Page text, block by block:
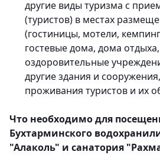
другие виды туризма с
(туристов) в местах
(гостиницы, мотели,
гостевые дома, дома
оздоровительные
другие здания и
проживания туристов и их
Что необходимо для
Бухтарминского
"Алаколь" и санатория